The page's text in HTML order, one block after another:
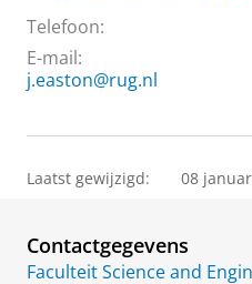
Telefoon:
E-mail:
j.easton@rug.nl
Laatst gewijzigd: 08
Contactgegevens
Faculteit Science and